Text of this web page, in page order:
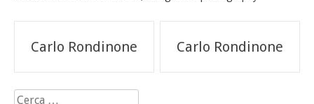
Navigazione
articoli
Carlo Rondinone Carlo Rondinone
Ricerca